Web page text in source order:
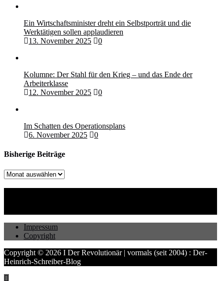
Ein Wirtschaftsminister dreht ein Selbstporträt und die
Werktätigen sollen applaudieren
13. November 2025
0
Kolumne: Der Stahl für den Krieg – und das Ende der
Arbeiterklasse
12. November 2025
0
Im Schatten des Operationsplans
6. November 2025
0
Bisherige Beiträge
Bisherige
Impressum
Copyright
Copyright © 2026 I Der Revolutionär | vormals (seit 2004) : Der-
Heinrich-Schreiber-Blog